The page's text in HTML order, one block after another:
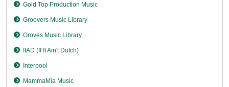
Gold Top Production Music
Groovers Music Library
Groves Music Library
IIAD (If It Ain't Dutch)
Interpool
MammaMia Music